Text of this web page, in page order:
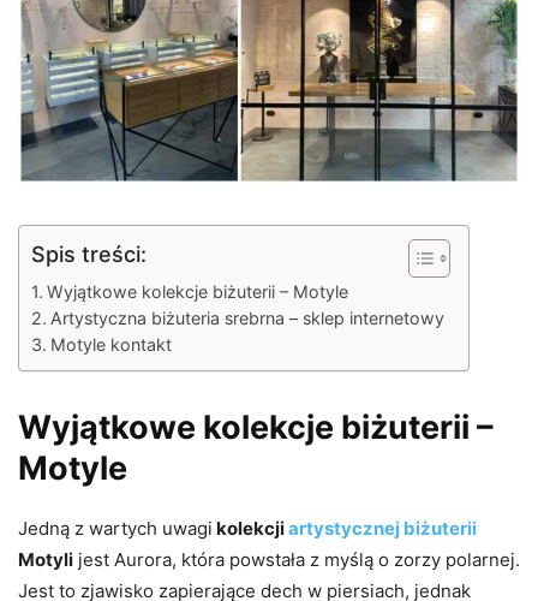
Spis treści:
Wyjątkowe kolekcje biżuterii – Motyle
Artystyczna biżuteria srebrna – sklep internetowy
Motyle kontakt
Wyjątkowe kolekcje biżuterii –
Motyle
Jedną z wartych uwagi kolekcjiartystycznej biżuterii
Motyli jest Aurora, która powstała z myślą o zorzy polarnej.
Jest to zjawisko zapierające dech w piersiach, jednak